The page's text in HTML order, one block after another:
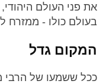
את פני העולם
בעולם כולו - ממזרח
המקום גדל
ככל ששמעו של